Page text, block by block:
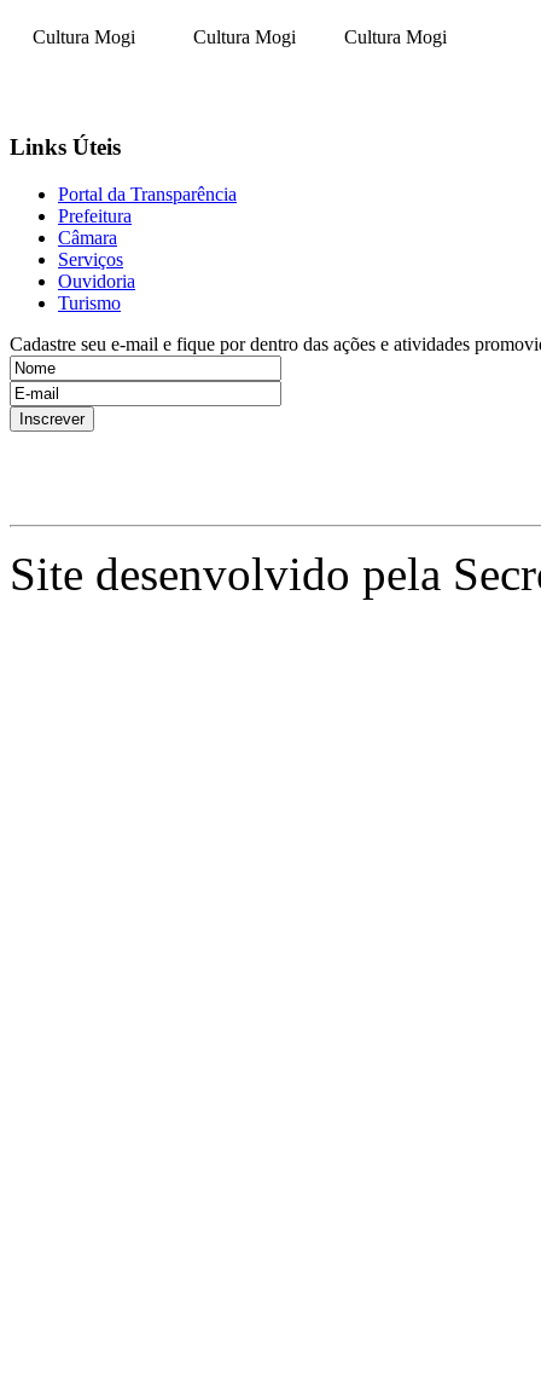
Cultura Mogi Cultura Mogi Cultura Mogi
Links Úteis
Portal da Transparência
Prefeitura
Câmara
Serviços
Ouvidoria
Turismo
Cadastre seu e-mail e fique por dentro das ações e atividades
Site desenvolvido pela